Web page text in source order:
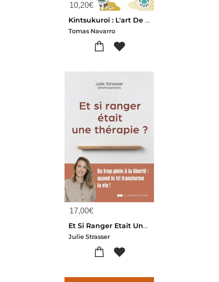
10,20€
Kintsukuroi : L'art De Guerir Les Blessures Emotionnelles
Tomas Navarro
17,00€
Et Si Ranger Etait Une Therapie ? Du Trop-plein A La Liberte : Quand Le Tri Transforme La Vie !
Julie Strasser